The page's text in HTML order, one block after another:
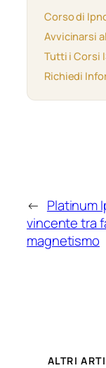
Corso di
Avvicinarsi
Tutti i Corsi
Richiedi
← Platinum
vincente tra
magnetismo
ALTRI